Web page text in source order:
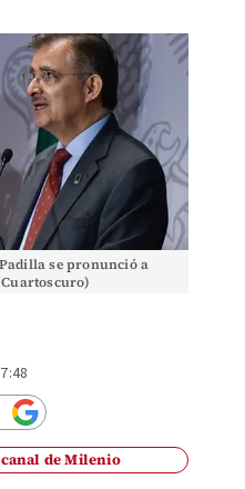
se pronunció a
de Milenio